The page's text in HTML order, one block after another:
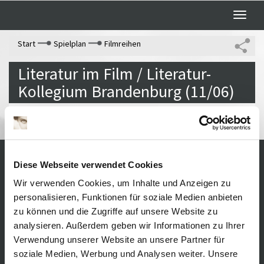
Diese Webseite verwendet Cookies
Wir verwenden Cookies, um Inhalte und Anzeigen zu
personalisieren, Funktionen für soziale Medien anbieten
zu können und die Zugriffe auf unsere Website zu
analysieren. Außerdem geben wir Informationen zu Ihrer
Verwendung unserer Website an unsere Partner für
soziale Medien, Werbung und Analysen weiter. Unsere
Toggle
Start
Spielplan Filmreihen
Literatur im Film / Literatur-
Kollegium Brandenburg (11/06)
Öffnungszeiten /
Preise
Führungen /
Vermittlung
Über uns
Freundeskreis
Sitemap
Datenschutz
Cookie-
Einstellungen